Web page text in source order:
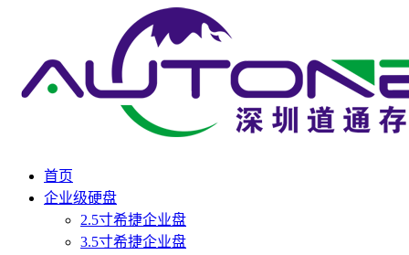
首页
企业级硬盘
2.5寸希捷企业盘
3.5寸希捷企业盘